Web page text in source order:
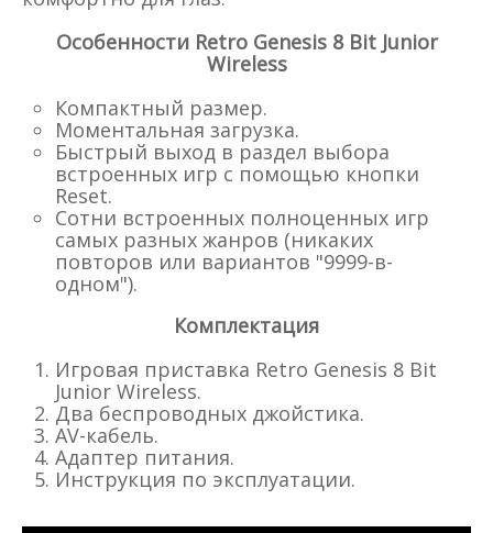
Особенности Retro Genesis 8 Bit Junior
Wireless
Компактный размер.
Моментальная загрузка.
Быстрый выход в раздел выбора
встроенных игр с помощью кнопки
Reset.
Сотни встроенных полноценных игр
самых разных жанров (никаких
повторов или вариантов "9999-в-
одном").
Комплектация
Игровая приставка Retro Genesis 8 Bit
Junior Wireless.
Два беспроводных джойстика.
AV-кабель.
Адаптер питания.
Инструкция по эксплуатации.